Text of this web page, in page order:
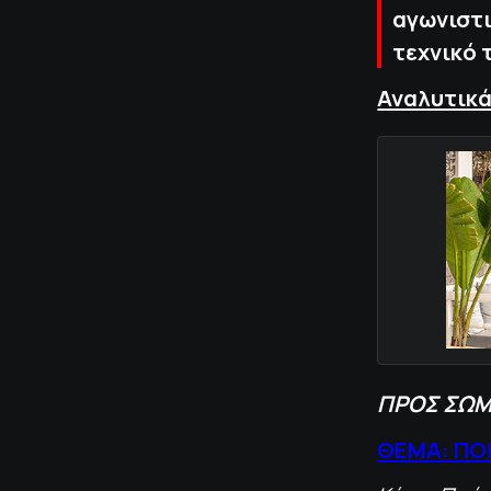
τεχνικό
ΠΡΟΣ
ΘΕΜΑ: